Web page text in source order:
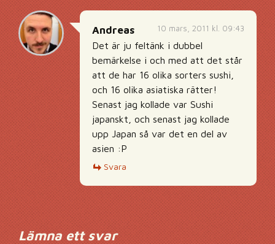
10 mars, 2011 kl. 09:43
Andreas
Det är ju feltänk i dubbel
bemärkelse i och med att det står
att de har 16 olika sorters sushi,
och 16 olika asiatiska rätter!
Senast jag kollade var Sushi
japanskt, och senast jag kollade
upp Japan så var det en del av
asien :P
Svara
Lämna ett svar